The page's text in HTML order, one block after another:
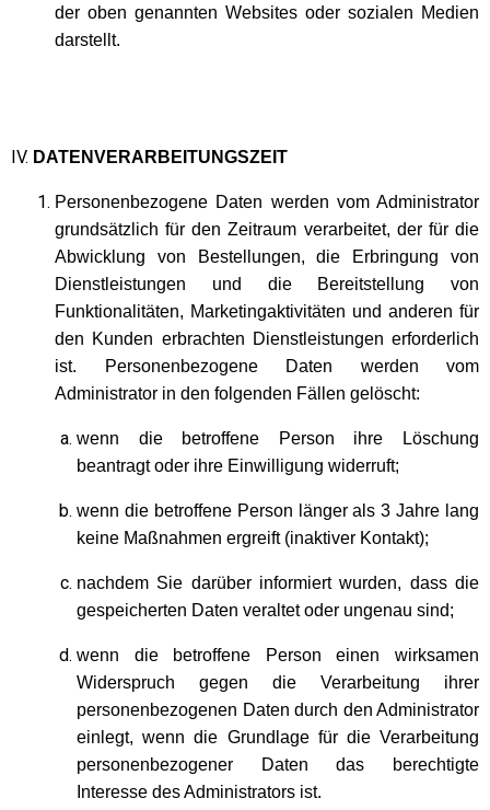
der oben genannten Websites oder sozialen Medien
darstellt.
DATENVERARBEITUNGSZEIT
Personenbezogene Daten werden vom Administrator
grundsätzlich für den Zeitraum verarbeitet, der für die
Abwicklung von Bestellungen, die Erbringung von
Dienstleistungen und die Bereitstellung von
Funktionalitäten, Marketingaktivitäten und anderen für
den Kunden erbrachten Dienstleistungen erforderlich
ist. Personenbezogene Daten werden vom
Administrator in den folgenden Fällen gelöscht:
wenn die betroffene Person ihre Löschung
beantragt oder ihre Einwilligung widerruft;
wenn die betroffene Person länger als 3 Jahre lang
keine Maßnahmen ergreift (inaktiver Kontakt);
nachdem Sie darüber informiert wurden, dass die
gespeicherten Daten veraltet oder ungenau sind;
wenn die betroffene Person einen wirksamen
Widerspruch gegen die Verarbeitung ihrer
personenbezogenen Daten durch den Administrator
einlegt, wenn die Grundlage für die Verarbeitung
personenbezogener Daten das berechtigte
Interesse des Administrators ist.